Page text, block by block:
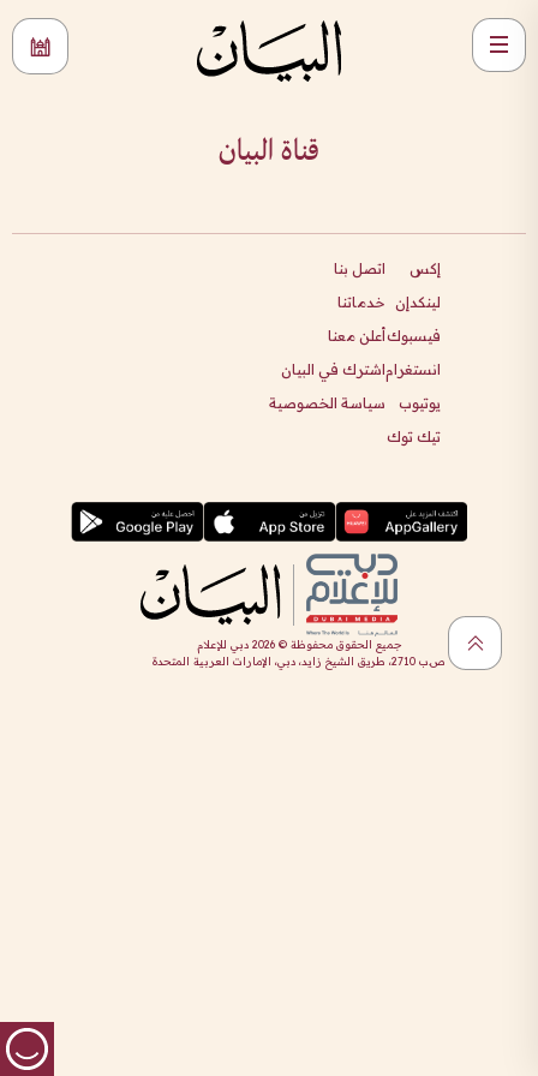
قناة البيان
إكس
لينكدإن
فيسبوك
انستغرام
يوتيوب
تيك توك
اتصل بنا
خدماتنا
أعلن معنا
اشترك في البيان
سياسة الخصوصية
جميع الحقوق محفوظة ©2026 دبي للإعلام
ص.ب 2710، طريق الشيخ زايد، دبي، الإمارات العربية المتحدة